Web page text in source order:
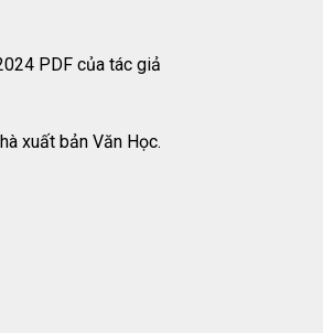
PDF của tác giả
xuất bản Văn Học.